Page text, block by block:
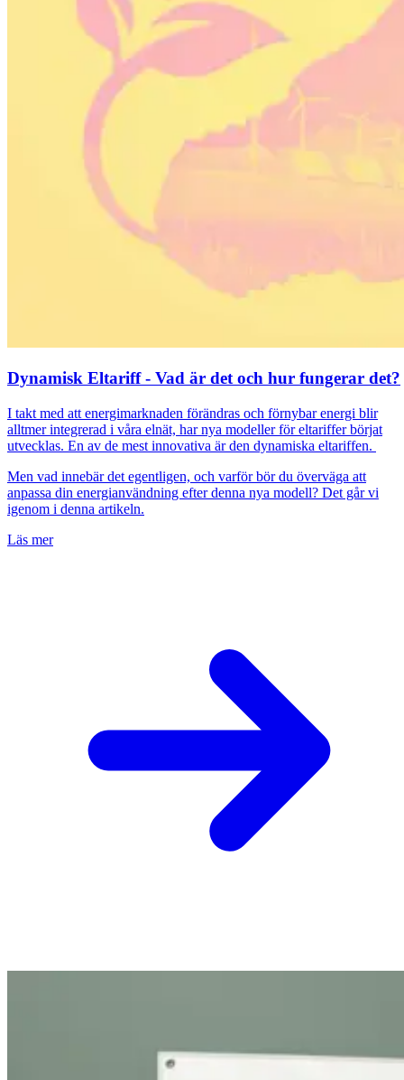
Dynamisk Eltariff - Vad är det och hur fungerar det?
I takt med att energimarknaden förändras och förnybar energi blir
alltmer integrerad i våra elnät, har nya modeller för eltariffer börjat
utvecklas. En av de mest innovativa är den dynamiska eltariffen.
Men vad innebär det egentligen, och varför bör du överväga att
anpassa din energianvändning efter denna nya modell? Det går vi
igenom i denna artikeln.
Läs mer